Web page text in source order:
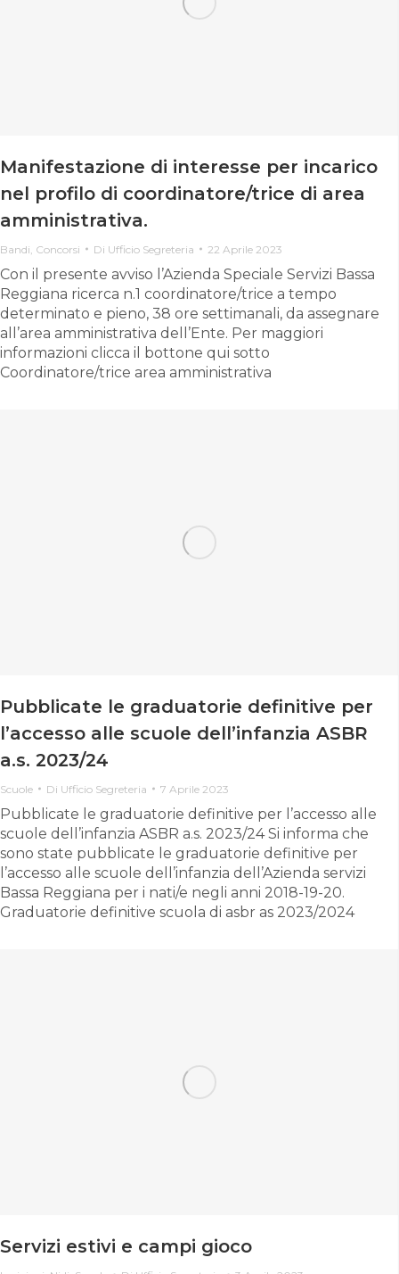
Manifestazione di interesse per incarico
nel profilo di coordinatore/trice di area
amministrativa.
Bandi Concorsi Di Ufficio Segreteria 22 Aprile 2023
Con il presente avviso l’Azienda Speciale Servizi Bassa
Reggiana ricerca n.1 coordinatore/trice a tempo
determinato e pieno, 38 ore settimanali, da assegnare
all’area amministrativa dell’Ente. Per maggiori
informazioni clicca il bottone qui sotto
Coordinatore/trice area amministrativa
Pubblicate le graduatorie definitive per
l’accesso alle scuole dell’infanzia ASBR
a.s. 2023/24
Scuole Di Ufficio Segreteria 7 Aprile 2023
Pubblicate le graduatorie definitive per l’accesso alle
scuole dell’infanzia ASBR a.s. 2023/24 Si informa che
sono state pubblicate le graduatorie definitive per
l’accesso alle scuole dell’infanzia dell’Azienda servizi
Bassa Reggiana per i nati/e negli anni 2018-19-20.
Graduatorie definitive scuola di asbr as 2023/2024
Servizi estivi e campi gioco